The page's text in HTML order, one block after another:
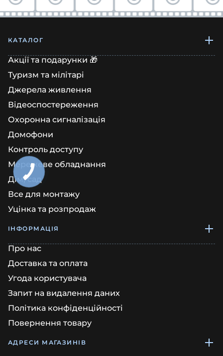
КАТАЛОГ
Акції та подарунки 🎁
Туризм та мілітарі
Джерела живлення
Відеоспостереження
Охоронна сигналізація
Домофони
Контроль доступу
Мережеве обладнання
Дім, сад
Все для монтажу
Уцінка та розпродаж
ІНФОРМАЦІЯ
Про нас
Доставка та оплата
Угода користувача
Запит на видалення даних
Політика конфіденційності
Повернення товару
АДРЕСИ МАГАЗИНІВ